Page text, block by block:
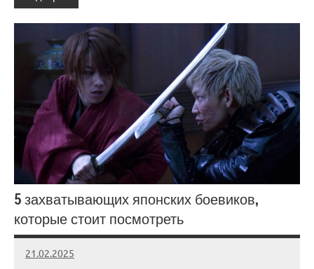
5 захватывающих японских боевиков,
которые стоит посмотреть
21.02.2025
admin
Нет